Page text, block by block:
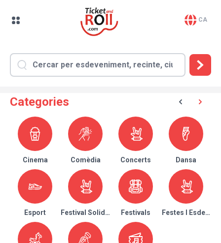
CA
Categories
Cinema Comèdia Concerts Dansa
Esport Festival Solidari Festivals Festes I